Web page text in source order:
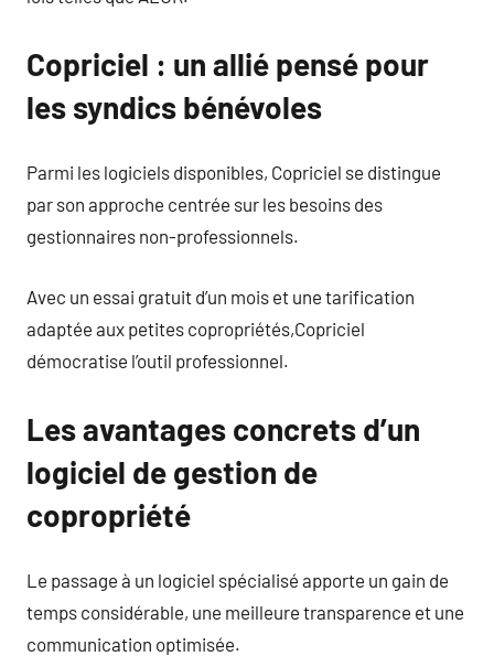
Copriciel : un allié pensé pour
les syndics bénévoles
Parmi les logiciels disponibles, Copriciel se distingue
par son approche centrée sur les besoins des
gestionnaires non-professionnels.
Avec un essai gratuit d’un mois et une tarification
adaptée aux petites copropriétés,Copriciel
démocratise l’outil professionnel.
Les avantages concrets d’un
logiciel de gestion de
copropriété
Le passage à un logiciel spécialisé apporte un gain de
temps considérable, une meilleure transparence et une
communication optimisée.